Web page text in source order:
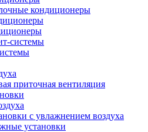
кондиционеры
системы
приточная вентиляция
с увлажнением воздуха
установки